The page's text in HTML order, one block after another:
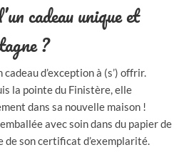
cadeau unique et
?
d’exception à (s’) offrir.
la pointe du Finistère, elle
dans sa nouvelle maison !
avec soin dans du papier de
de son certificat d’exemplarité.